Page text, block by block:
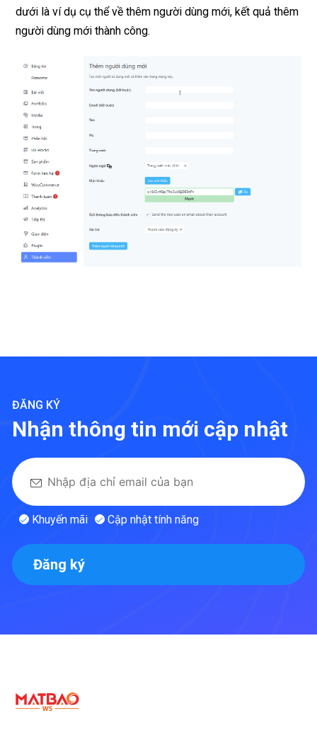
dưới là ví dụ cụ thể về thêm người dùng mới, kết quả thêm
người dùng mới thành công.
ĐĂNG KÝ
Nhận thông tin mới cập nhật
Khuyến mãi Cập nhật tính năng
Đăng ký